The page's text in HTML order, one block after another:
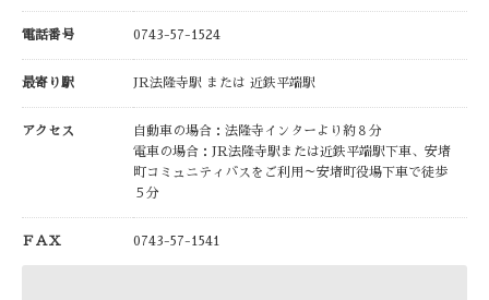
電話番号 0743-57-1524
最寄り駅 JR法隆寺駅 または 近鉄平端駅
アクセス
自動車の場合：法隆寺インターより約８分
電車の場合：JR法隆寺駅または近鉄平端駅下車、安堵
町コミュニティバスをご利用～安堵町役場下車で徒歩
５分
ＦＡＸ 0743-57-1541